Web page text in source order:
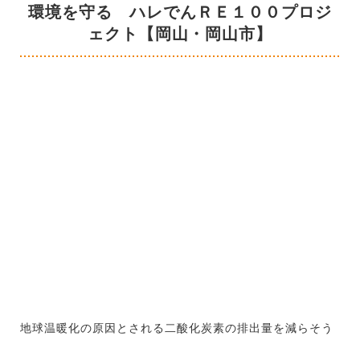
環境を守る ハレでんＲＥ１００プロジ
ェクト【岡山・岡山市】
地球温暖化の原因とされる二酸化炭素の排出量を減らそう